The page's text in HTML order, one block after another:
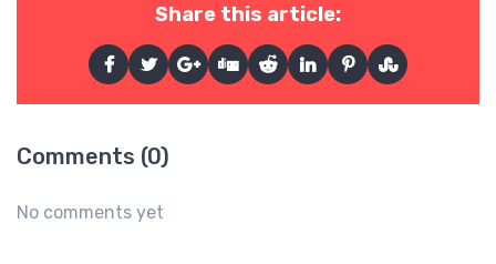
Share this article:
Comments (0)
No comments yet